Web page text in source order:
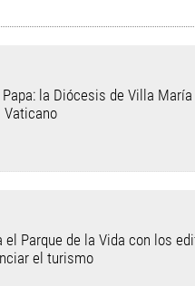
la Diócesis de Villa
el Parque de la Vida con los
el turismo